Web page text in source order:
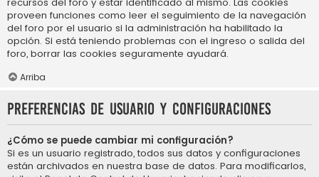
proveen funciones como leer el seguimiento de la navegación
del foro por el usuario si la administración ha habilitado la
opción. Si está teniendo problemas con el ingreso o salida del
foro, borrar las cookies seguramente ayudará.
Arriba
Preferencias de usuario y configuraciones
¿Cómo se puede cambiar mi configuración?
Si es un usuario registrado, todos sus datos y configuraciones
están archivados en nuestra base de datos. Para modificarlos,